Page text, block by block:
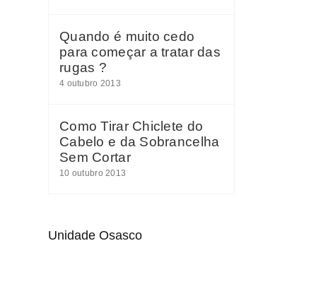
Quando é muito cedo
para começar a tratar das
rugas ?
4 outubro 2013
Como Tirar Chiclete do
Cabelo e da Sobrancelha
Sem Cortar
10 outubro 2013
Unidade Osasco